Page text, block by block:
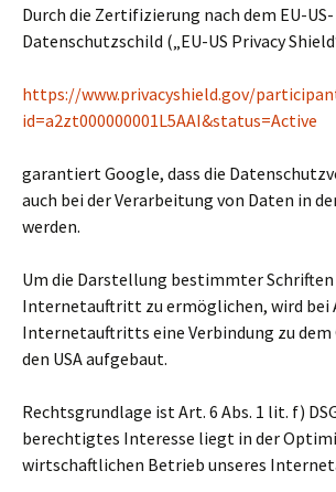
Durch die Zertifizierung nach dem EU-US-
Datenschutzschild („EU-US Privacy
https://www.privacyshield.gov/
id=a2zt000000001L5AAI&status=Active
garantiert Google, dass die
auch bei der Verarbeitung von Daten in
werden.
Um die Darstellung bestimmter Schriften
Internetauftritt zu ermöglichen, wird bei
Internetauftritts eine Verbindung zu dem
den USA aufgebaut.
Rechtsgrundlage ist Art. 6 Abs. 1 lit. f)
berechtigtes Interesse liegt in der
wirtschaftlichen Betrieb unseres